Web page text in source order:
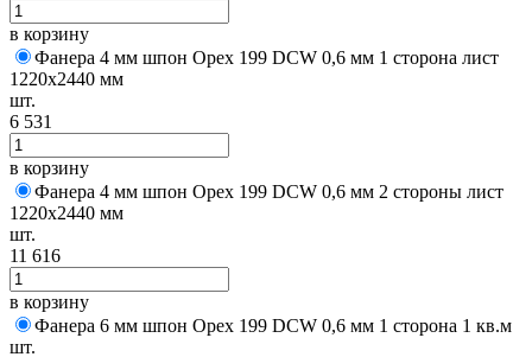
в корзину
Фанера 4 мм шпон Орех 199 DCW 0,6 мм 1 сторона лист
1220х2440 мм
шт.
6 531
в корзину
Фанера 4 мм шпон Орех 199 DCW 0,6 мм 2 стороны лист
1220х2440 мм
шт.
11 616
в корзину
Фанера 6 мм шпон Орех 199 DCW 0,6 мм 1 сторона 1 кв.м
шт.